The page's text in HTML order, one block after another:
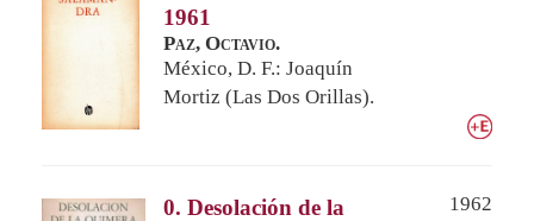
1961
Paz, Octavio.
México, D. F.: Joaquín
Mortiz (Las Dos Orillas).
0. Desolación de la
1962